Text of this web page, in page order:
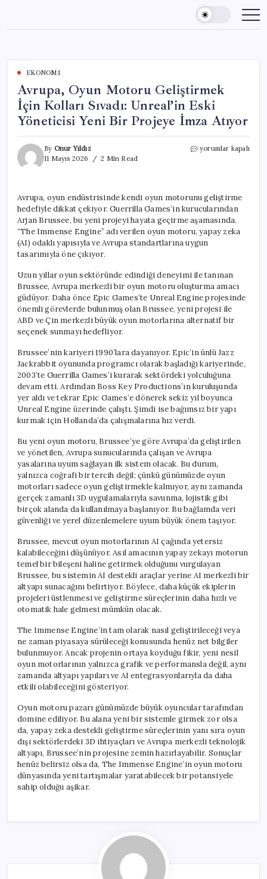
content
EKONOMI
Avrupa, Oyun Motoru Geliştirmek
İçin Kolları Sıvadı: Unreal’in Eski
Yöneticisi Yeni Bir Projeye İmza Atıyor
By Onur Yıldız
11 Mayıs 2026
2 Min Read
Avrupa,
Kolları
Sıvadı:
Unreal’in
Eski
Yöneticisi
İmza
Atıyor
için
yorumlar kapalı
Avrupa, oyun endüstrisinde kendi oyun motorunu geliştirme
hedefiyle dikkat çekiyor. Guerrilla Games’in kurucularından
Arjan Brussee, bu yeni projeyi hayata geçirme aşamasında.
“The Immense Engine” adı verilen oyun motoru, yapay zeka
(AI) odaklı yapısıyla ve Avrupa standartlarına uygun
tasarımıyla öne çıkıyor.
Uzun yıllar oyun sektöründe edindiği deneyimi ile tanınan
Brussee, Avrupa merkezli bir oyun motoru oluşturma amacı
güdüyor. Daha önce Epic Games’te Unreal Engine projesinde
önemli görevlerde bulunmuş olan Brussee, yeni projesi ile
ABD ve Çin merkezli büyük oyun motorlarına alternatif bir
seçenek sunmayı hedefliyor.
Brussee’nin kariyeri 1990’lara dayanıyor. Epic’in ünlü Jazz
Jackrabbit oyununda programcı olarak başladığı kariyerinde,
2003’te Guerrilla Games’i kurarak sektördeki yolculuğuna
devam etti. Ardından Boss Key Productions’ın kuruluşunda
yer aldı ve tekrar Epic Games’e dönerek sekiz yıl boyunca
Unreal Engine üzerinde çalıştı. Şimdi ise bağımsız bir yapı
kurmak için Hollanda’da çalışmalarına hız verdi.
Bu yeni oyun motoru, Brussee’ye göre Avrupa’da geliştirilen
ve yönetilen, Avrupa sunucularında çalışan ve Avrupa
yasalarına uyum sağlayan ilk sistem olacak. Bu durum,
yalnızca coğrafi bir tercih değil; çünkü günümüzde oyun
motorları sadece oyun geliştirmekle kalmıyor, aynı zamanda
gerçek zamanlı 3D uygulamalarıyla savunma, lojistik gibi
birçok alanda da kullanılmaya başlanıyor. Bu bağlamda veri
güvenliği ve yerel düzenlemelere uyum büyük önem taşıyor.
Brussee, mevcut oyun motorlarının AI çağında yetersiz
kalabileceğini düşünüyor. Asıl amacının yapay zekayı motorun
temel bir bileşeni haline getirmek olduğunu vurgulayan
Brussee, bu sistemin AI destekli araçlar yerine AI merkezli bir
altyapı sunacağını belirtiyor. Böylece, daha küçük ekiplerin
projeleri üstlenmesi ve geliştirme süreçlerinin daha hızlı ve
otomatik hale gelmesi mümkün olacak.
The Immense Engine’in tam olarak nasıl geliştirileceği veya
ne zaman piyasaya sürüleceği konusunda henüz net bilgiler
bulunmuyor. Ancak projenin ortaya koyduğu fikir, yeni nesil
oyun motorlarının yalnızca grafik ve performansla değil, aynı
zamanda altyapı yapıları ve AI entegrasyonlarıyla da daha
etkili olabileceğini gösteriyor.
Oyun motoru pazarı günümüzde büyük oyuncular tarafından
domine ediliyor. Bu alana yeni bir sistemle girmek zor olsa
da, yapay zeka destekli geliştirme süreçlerinin yanı sıra oyun
dışı sektörlerdeki 3D ihtiyaçları ve Avrupa merkezli teknolojik
altyapı, Brussee’nin projesine zemin hazırlayabilir. Sonuçlar
henüz belirsiz olsa da, The Immense Engine’in oyun motoru
dünyasında yeni tartışmalar yaratabilecek bir potansiyele
sahip olduğu aşikar.